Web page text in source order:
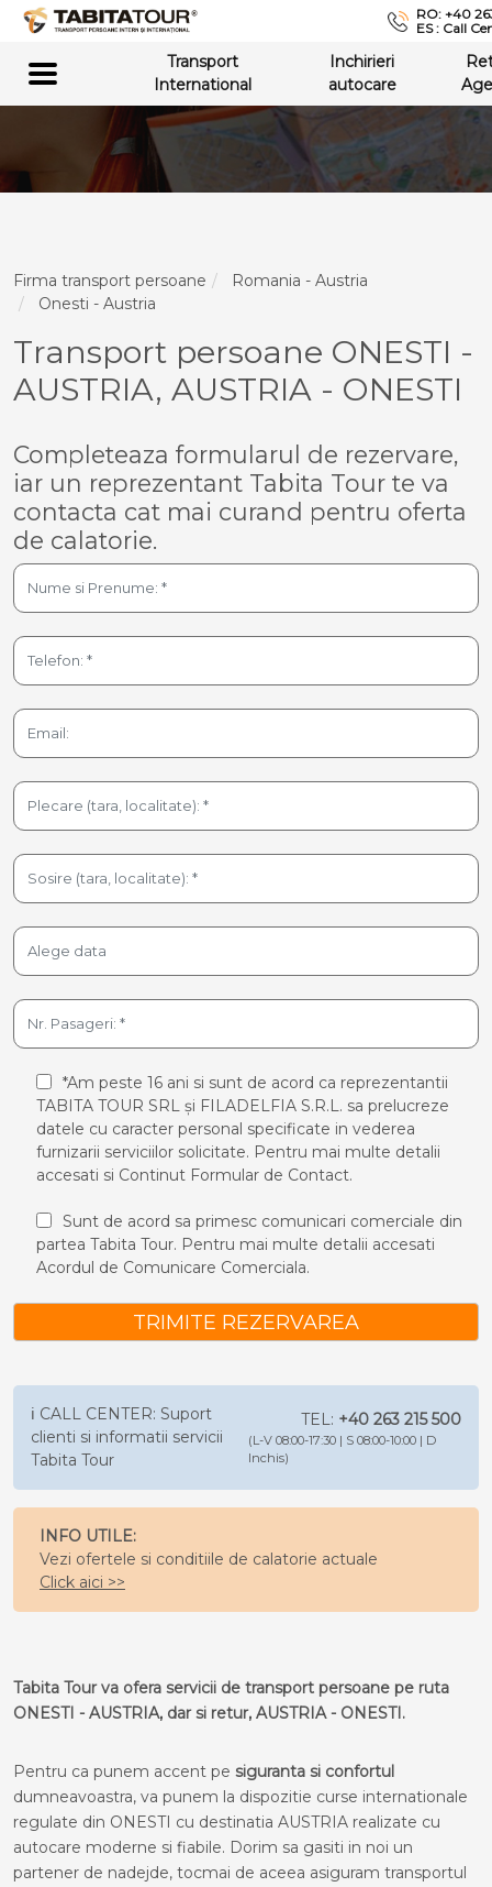
RO: +40
ES : Call
Transport
International
Inchirieri
autocare
Firma transport persoane
Romania - Austria
Onesti - Austria
Transport persoane ONESTI -
AUSTRIA, AUSTRIA - ONESTI
Completeaza formularul de rezervare,
iar un reprezentant Tabita Tour te va
contacta cat mai curand pentru oferta
de calatorie.
*Am peste 16 ani si sunt de acord ca reprezentantii
TABITA TOUR SRL și FILADELFIA S.R.L. sa prelucreze
datele cu caracter personal specificate in vederea
furnizarii serviciilor solicitate. Pentru mai multe detalii
accesati si Continut Formular de Contact.
Sunt de acord sa primesc comunicari comerciale din
partea Tabita Tour. Pentru mai multe detalii accesati
Acordul de Comunicare Comerciala.
TRIMITE REZERVAREA
ℹ️ CALL CENTER: Suport
clienti si informatii servicii
Tabita Tour
TEL: +40 263 215 500
(L-V 08:00-17:30 | S 08:00-10:00 | D
Inchis)
INFO UTILE:
Vezi ofertele si conditiile de calatorie actuale
Click aici >>
Tabita Tour va ofera servicii de transport persoane pe ruta
ONESTI - AUSTRIA, dar si retur, AUSTRIA - ONESTI.
Pentru ca punem accent pe siguranta si confortul
dumneavoastra, va punem la dispozitie curse internationale
regulate din ONESTI cu destinatia AUSTRIA realizate cu
autocare moderne si fiabile. Dorim sa gasiti in noi un
partener de nadejde, tocmai de aceea asiguram transportul